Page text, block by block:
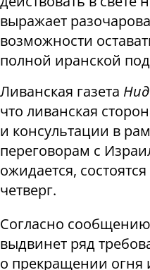
выражает
возможности
полной иранской
Ливанская газета
что ливанская
и консультации в
переговорам с
ожидается,
четверг.
Согласно
выдвинет ряд
о прекращении огня